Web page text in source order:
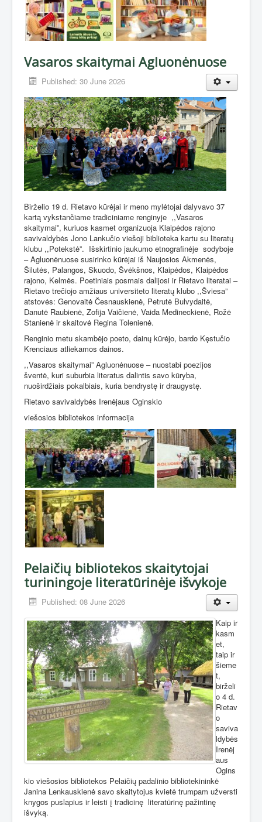
Vasaros skaitymai Agluonėnuose
Published: 30 June 2026
Birželio 19 d. Rietavo kūrėjai ir meno mylėtojai dalyvavo 37
kartą vykstančiame tradiciniame renginyje ,,Vasaros
skaitymai”, kuriuos kasmet organizuoja Klaipėdos rajono
savivaldybės Jono Lankučio viešoji biblioteka kartu su literatų
klubu ,,Potekstė”. Išskirtinio jaukumo etnografinėje sodyboje
– Agluonėnuose susirinko kūrėjai iš Naujosios Akmenės,
Šilutės, Palangos, Skuodo, Švėkšnos, Klaipėdos, Klaipėdos
rajono, Kelmės. Poetiniais posmais dalijosi ir Rietavo literatai –
Rietavo trečiojo amžiaus universiteto literatų klubo ,,Šviesa”
atstovės: Genovaitė Česnauskienė, Petrutė Bulvydaitė,
Danutė Raubienė, Zofija Vaičienė, Vaida Medineckienė, Rožė
Stanienė ir skaitovė Regina Tolenienė.
Renginio metu skambėjo poeto, dainų kūrėjo, bardo Kęstučio
Krenciaus atliekamos dainos.
,,Vasaros skaitymai” Agluonėnuose – nuostabi poezijos
šventė, kuri suburbia literatus dalintis savo kūryba,
nuoširdžiais pokalbiais, kuria bendrystę ir draugystę.
Rietavo savivaldybės Irenėjaus Oginskio
viešosios bibliotekos informacija
Pelaičių bibliotekos skaitytojai
turiningoje literatūrinėje išvykoje
Published: 08 June 2026
Kaip ir
kasm
et,
taip ir
šieme
t,
birželi
o 4 d.
Rietav
o
saviva
ldybės
Irenėj
aus
Ogins
kio viešosios bibliotekos Pelaičių padalinio bibliotekininkė
Janina Lenkauskienė savo skaitytojus kvietė trumpam užversti
knygos puslapius ir leisti į tradicinę literatūrinę pažintinę
išvyką.